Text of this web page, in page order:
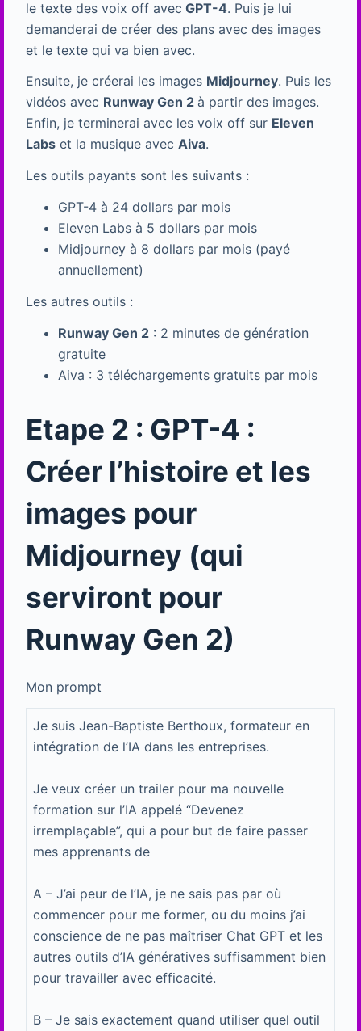
le texte des voix off avec GPT-4. Puis je lui
demanderai de créer des plans avec des images
et le texte qui va bien avec.
Ensuite, je créerai les images Midjourney. Puis les
vidéos avec Runway Gen 2 à partir des images.
Enfin, je terminerai avec les voix off sur Eleven
Labset la musique avec Aiva.
Les outils payants sont les suivants :
GPT-4 à 24 dollars par mois
Eleven Labs à 5 dollars par mois
Midjourney à 8 dollars par mois (payé
annuellement)
Les autres outils :
Runway Gen 2: 2 minutes de génération
gratuite
Aiva : 3 téléchargements gratuits par mois
Etape 2 : GPT-4 :
Créer l’histoire et les
images pour
Midjourney (qui
serviront pour
Runway Gen 2)
Mon prompt
Je suis Jean-Baptiste Berthoux, formateur en
intégration de l’IA dans les entreprises.
Je veux créer un trailer pour ma nouvelle
formation sur l’IA appelé “Devenez
irremplaçable”, qui a pour but de faire passer
mes apprenants de
A – J’ai peur de l’IA, je ne sais pas par où
commencer pour me former, ou du moins j’ai
conscience de ne pas maîtriser Chat GPT et les
autres outils d’IA génératives suffisamment bien
pour travailler avec efficacité.
B – Je sais exactement quand utiliser quel outil